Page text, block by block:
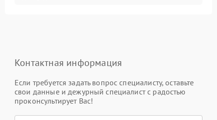
Контактная информация
Если требуется задать вопрос специалисту, оставьте
свои данные и дежурный специалист с радостью
проконсультирует Вас!